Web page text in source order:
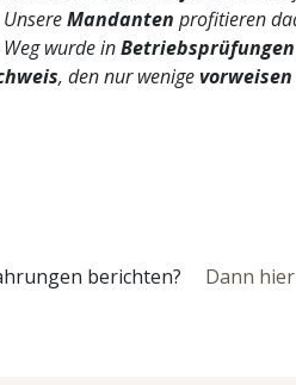
Mandanten profitieren
wurde inBetriebsprüfungen
, den nur wenige
berichten? Dann